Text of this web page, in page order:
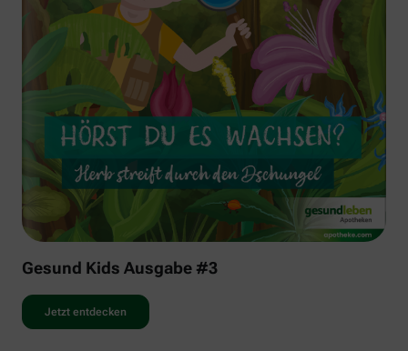
Gesund Kids Ausgabe #3
Jetzt entdecken